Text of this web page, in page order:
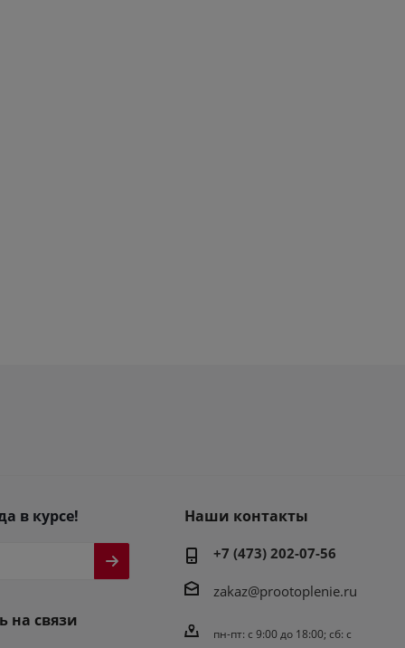
в курсе!
на связи
Наши контакты
+7 (473) 202-07-56
zakaz@prootoplenie.ru
пн-пт: c 9:00 до 18:00; сб: с